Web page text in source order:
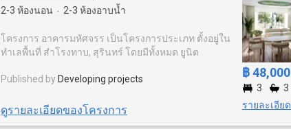
สงบ ภายใต้แนวคิด The
เดียวกันในอนาคตพื้นที่ในย่านี้
กำลังจะกลายเป็นศูนย์กลางการค้า
และธุรกิจสิ่งอำนวยความสะดวก
ครบครัน อาทิ ระบบรักษาความ
ว่ายน้ำ เดินทางสะดวกด้วยใกล้
รถไฟฟ้า สถานนีสะพานตากสิน
2-3 ห้องนอน · 2-3 ห้องอาบน้ำ
โครงการ อาคารมหัศจรร เป็นโครงการประเภท ตั้งอยู่ใน
ทำเลพื้นที่ สำโรงทาบ, สุรินทร์ โดยมีทั้งหมด ยูนิต
Published by Developing projects
ดูรายละเอียดของโครงการ
฿ 48,000
3 3
รายละเอีย